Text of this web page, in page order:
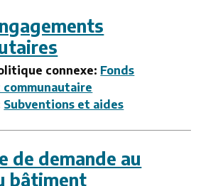
connexe: Fonds
Subventions et aides
de demande au
bâtiment